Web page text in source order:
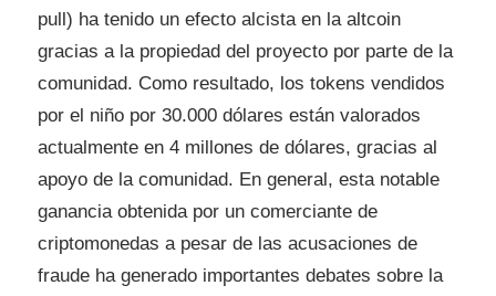
pull) ha tenido un efecto alcista en la altcoin
gracias a la propiedad del proyecto por parte de la
comunidad. Como resultado, los tokens vendidos
por el niño por 30.000 dólares están valorados
actualmente en 4 millones de dólares, gracias al
apoyo de la comunidad. En general, esta notable
ganancia obtenida por un comerciante de
criptomonedas a pesar de las acusaciones de
fraude ha generado importantes debates sobre la